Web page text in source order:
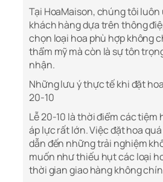
Tại HoaMaison, chúng tôi
khách hàng dựa trên thông
chọn loại hoa phù hợp không
thẩm mỹ mà còn là sự tôn
nhận.
Những lưu ý thực tế khi đặt
20-10
Lễ 20-10 là thời điểm các tiệm
áp lực rất lớn. Việc đặt hoa
dẫn đến những trải nghiệm
muốn như thiếu hụt các loại
thời gian giao hàng không